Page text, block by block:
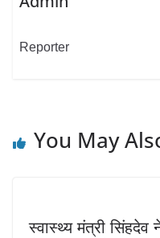
Reporter
You May
स्वास्थ्य मंत्री सिंहदेव